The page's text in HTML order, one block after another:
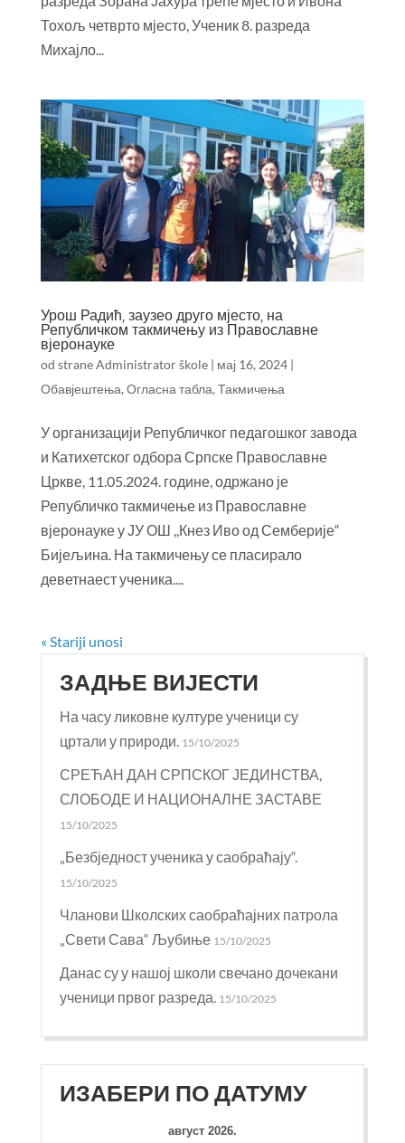
Тохољ четврто мјесто, Ученик 8. разреда
Михајло...
Урош Радић, заузео друго мјесто, на
Републичком такмичењу из Православне
вјеронауке
od straneAdministrator škole| мај 16, 2024|
Обавјештења, Огласна табла, Такмичења
У организацији Републичког педагошког завода
и Катихетског одбора Српске Православне
Цркве, 11.05.2024. године, одржано је
Републичко такмичење из Православне
вјеронауке у ЈУ ОШ ,,Кнез Иво од Семберије“
Бијељина. На такмичењу се пласирало
деветнаест ученика....
« Stariji unosi
ЗАДЊЕ ВИЈЕСТИ
На часу ликовне културе ученици су
цртали у природи. 15/10/2025
СРЕЋАН ДАН СРПСКОГ ЈЕДИНСТВА,
СЛОБОДЕ И НАЦИОНАЛНЕ ЗАСТАВЕ
15/10/2025
„Безбједност ученика у саобраћају“.
15/10/2025
Чланови Школских саобраћајних патрола
„Свети Сава“ Љубиње 15/10/2025
Данас су у нашој школи свечано дочекани
ученици првог разреда. 15/10/2025
ИЗАБЕРИ ПО ДАТУМУ
август 2026.